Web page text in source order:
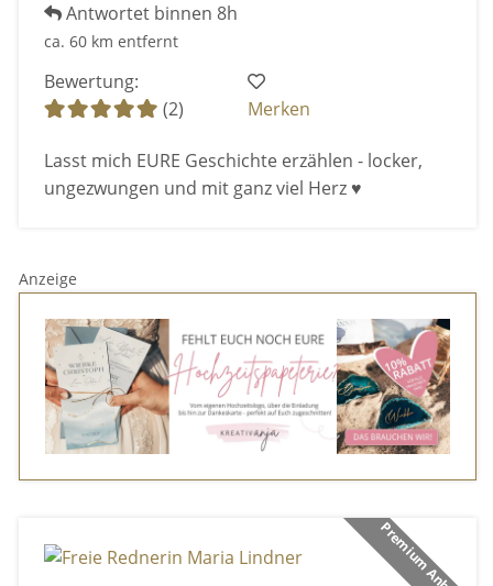
Antwortet binnen 8h
ca. 60 km entfernt
Bewertung:
(2)
Merken
Lasst mich EURE Geschichte erzählen - locker,
ungezwungen und mit ganz viel Herz ♥
Anzeige